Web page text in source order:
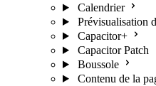
Calendrier
Prévisualisation
Capacitor+
Capacitor Patch
Boussole
Contenu de la